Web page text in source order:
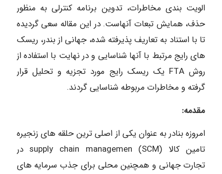
الویت بندی مخاطرات، تدوین برنامه کنترلی به منظور
حذف، همایش تبعات آنهاست. در این مقاله سعی گردیده
تا با استناد به تعاریف پذیرفته شده، جهانی از بندر، ریسک
های رایج مرتبط با آنها شناسایی و در نهایت با استفاده از
روش FTA یک ریسک رایج مورد تجزیه و تحلیل قرار
گرفته و مخاطرات مربوطه شناسایی گردند.
مقدمه:
امروزه بنادر به عنوان یکی از اصلی ترین حلقه های زنجیره
تامین کالا (supply chain managemen (SCM در
تجارت جهانی و همچنین محلی برای جذب سرمایه های